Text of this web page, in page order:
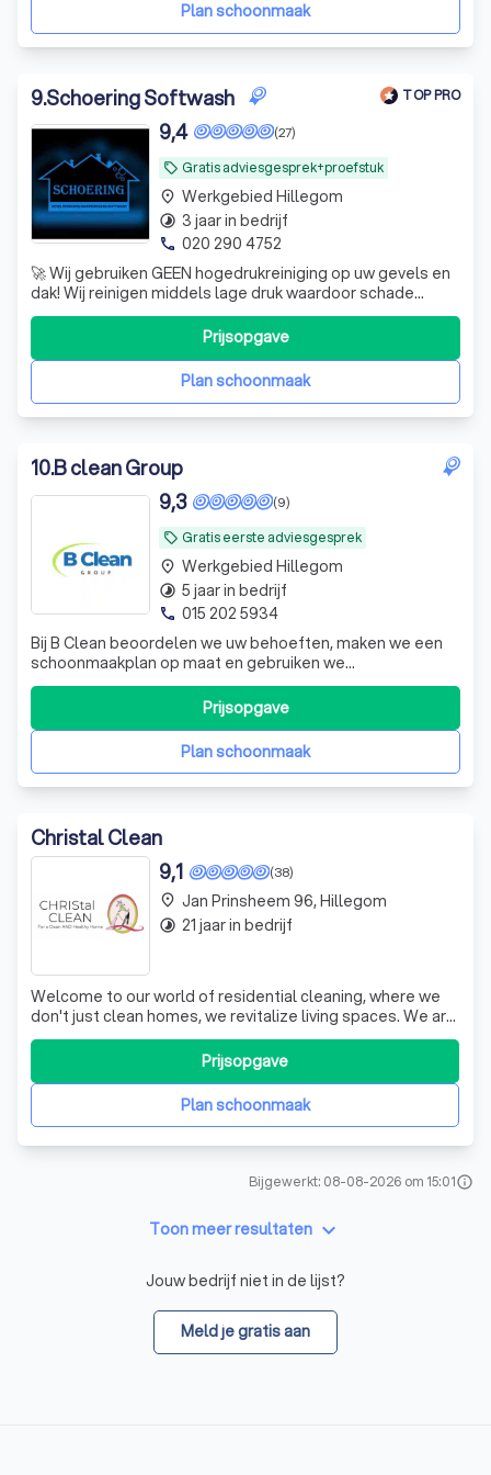
Plan schoonmaak
9.Schoering Softwash TOP PRO
local_offer Gratis adviesgesprek+proefstuk
(27)
9,4
🚀 Wij gebruiken GEEN hogedrukreiniging op uw gevels en
dak! Wij reinigen middels lage druk waardoor schade
uitgesloten is! Laten ons vrijblijvend langskomen en een
gratis proefstuk op locatie maken.
Plan schoonmaak
Prijsopgave
place Werkgebied Hillegom
timelapse 3 jaar in bedrijf
phone 020 290 4752
10.B clean Group
local_offer Gratis eerste adviesgesprek
(9)
9,3
Bij B Clean beoordelen we uw behoeften, maken we een
schoonmaakplan op maat en gebruiken we
milieuvriendelijke producten voor een grondige en
efficiënte schoonmaak. Ons team is toegewijd aan het
leveren van betrouwbare, hoogwaardige service,
waardoor uw ruimte elke keer weer fris en onberispelijk is
Plan schoonmaak
Prijsopgave
place Werkgebied Hillegom
timelapse 5 jaar in bedrijf
phone 015 202 5934
Christal Clean
(38)
9,1
Welcome to our world of residential cleaning, where we
don't just clean homes, we revitalize living spaces. We are
a dedicated team of professionals who have made it our
mission to transform houses into immaculate abodes.
Whether it's a single-family home, a condo, or an
apartment, no dwelling is toPlan schoonmaak
Prijsopgave
place Jan Prinsheem 96, Hillegom
timelapse 21 jaar in bedrijf
Bijgewerkt: 08-08-2026 om 15:01info
Toon meer resultaten keyboard_arrow_down
Jouw bedrijf niet in de lijst?
Meld je gratis aan